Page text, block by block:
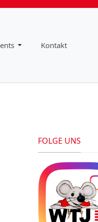
Kontakt
FOLGE UNS